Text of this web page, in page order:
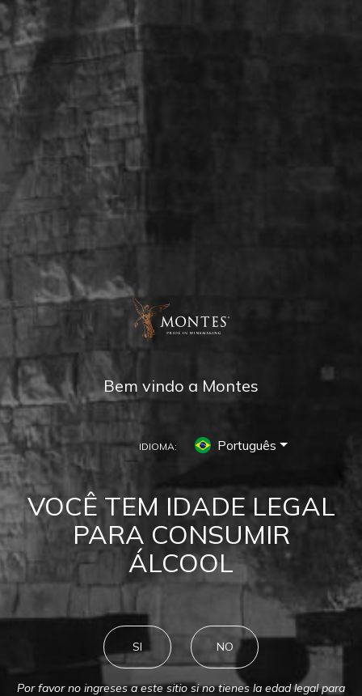
Bem vindo a Montes
IDIOMA: Português
VOCÊ TEM IDADE LEGAL
PARA CONSUMIR
ÁLCOOL
SI NO
Por favor no ingreses a este sitio si no tienes la edad legal para
VALE DE COLCHAGUA
Viva a experiência Montes no Vale
de Colchagua